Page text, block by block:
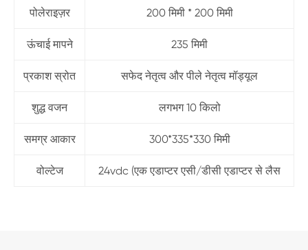
पोलेराइज़र 200 मिमी * 200 मिमी
ऊंचाई मापने 235 मिमी
प्रकाश स्रोत सफेद नेतृत्व और पीले नेतृत्व मॉड्यूल
शुद्ध वजन लगभग 10 किलो
समग्र आकार 300*335*330 मिमी
वोल्टेज 24vdc (एक एडाप्टर एसी/डीसी एडाप्टर से लैस